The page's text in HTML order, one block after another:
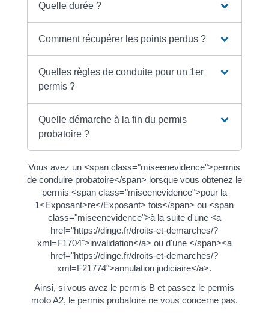
Quelle durée ?
Comment récupérer les points perdus ?
Quelles règles de conduite pour un 1er
permis ?
Quelle démarche à la fin du permis
probatoire ?
Vous avez un <span class="miseenevidence">permis
de conduire probatoire</span> lorsque vous obtenez le
permis <span class="miseenevidence">pour la
1<Exposant>re</Exposant> fois</span> ou <span
class="miseenevidence">à la suite d'une <a
href="https://dinge.fr/droits-et-demarches/?
xml=F1704">invalidation</a> ou d'une </span><a
href="https://dinge.fr/droits-et-demarches/?
xml=F21774">annulation judiciaire</a>.
Ainsi, si vous avez le permis B et passez le permis
moto A2, le permis probatoire ne vous concerne pas.